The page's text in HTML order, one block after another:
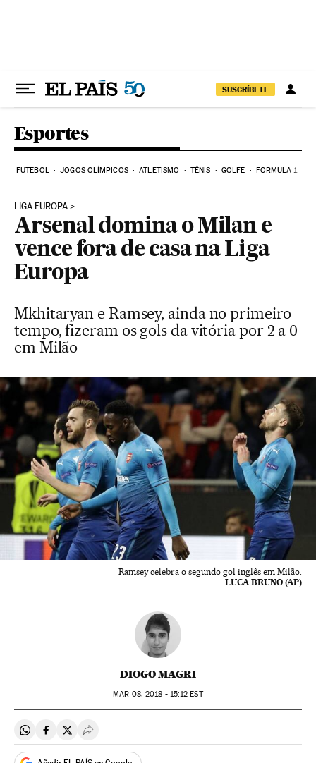
SUSCRÍBETE
Esportes
FUTEBOL JOGOS OLÍMPICOS ATLETISMO TÊNIS GOLFE FORMULA 1
LIGA EUROPA
Arsenal domina o Milan e
vence fora de casa na Liga
Europa
Mkhitaryan e Ramsey, ainda no primeiro
tempo, fizeram os gols da vitória por 2 a 0
em Milão
Ramsey celebra o segundo gol inglês em Milão.
LUCA BRUNO (AP)
DIOGO MAGRI
MAR 08, 2018 - 15:12 EST
Compartir en Whatsapp
Compartir en Facebook
Compartir en Twitter
Desplegar Redes Sociales